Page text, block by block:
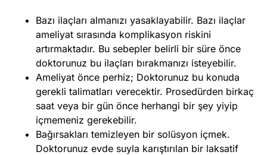
Bazı ilaçları almanızı yasaklayabilir. Bazı ilaçlar
ameliyat sırasında komplikasyon riskini
artırmaktadır. Bu sebepler belirli bir süre önce
doktorunuz bu ilaçları bırakmanızı isteyebilir.
Ameliyat önce perhiz; Doktorunuz bu konuda
gerekli talimatları verecektir. Prosedürden birkaç
saat veya bir gün önce herhangi bir şey yiyip
içmemeniz gerekebilir.
Bağırsakları temizleyen bir solüsyon içmek.
Doktorunuz evde suyla karıştırılan bir laksatif